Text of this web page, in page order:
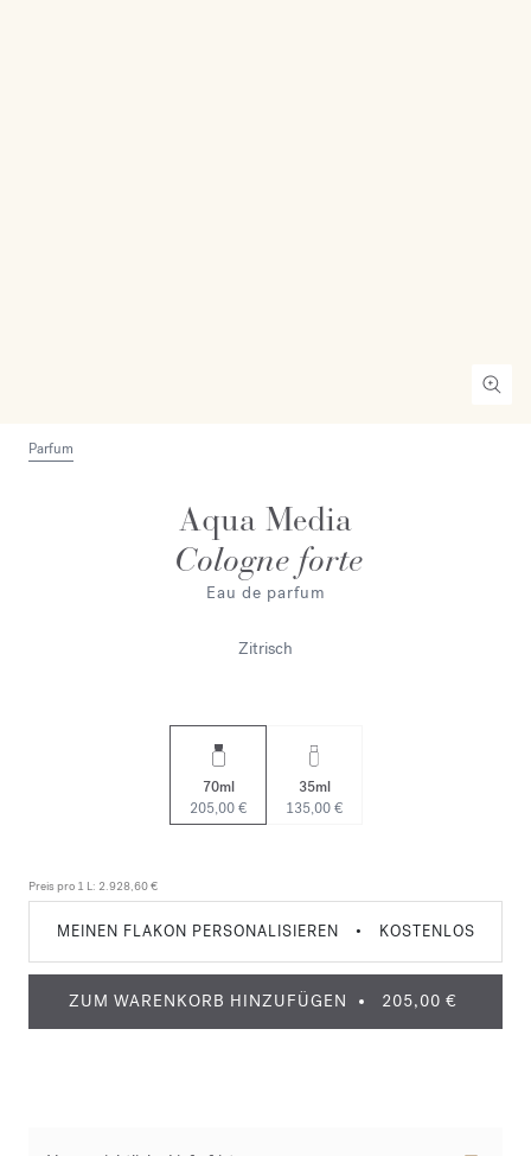
Parfum
Aqua Media
Cologne forte
Eau de parfum
Zitrisch
70ml
205,00 €
35ml
135,00 €
Preis pro 1 L: 2.928,60 €
MEINEN FLAKON PERSONALISIEREN • KOSTENLOS
ZUM WARENKORB HINZUFÜGEN 205,00 €